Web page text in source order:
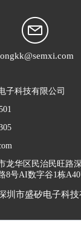
子科技有限公司
龙华区民治民旺路
8号AI数字谷1栋
圳市盛矽电子科技